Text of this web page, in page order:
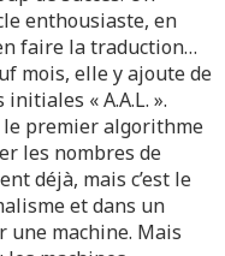
enthousiaste, en
faire la traduction…
mois, elle y ajoute de
« A.A.L. ».
premier algorithme
les nombres de
déjà, mais c’est le
et dans un
une machine. Mais